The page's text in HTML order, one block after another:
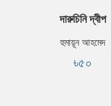
দারুচিনি দ্বীপ
হুমায়ূন আহমেদ
৳৫০